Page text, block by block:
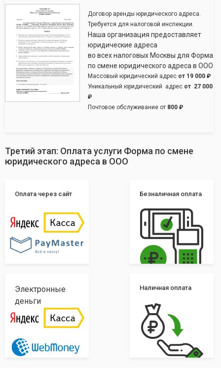
Договор аренды юридического адреса.
Требуется для налоговой инспекции.
Наша организация предоставляет
юридические адреса
во всех налоговых Москвы для Форма
по смене юридического адреса в ООО
Массовый юридический адрес от 19 000 ₽
Уникальный юридический адрес от 27 000
₽
Почтовое обслуживание от 800 ₽
Третий этап: Оплата услуги Форма по смене
юридического адреса в ООО
Оплата через сайт Безналичная оплата
Электронные
деньги
Наличная оплата